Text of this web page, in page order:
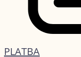
PLATBA